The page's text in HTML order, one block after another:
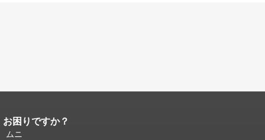
ページコンテンツの終わり。
ジの残りの部分はすべてのページで繰
お困りですか？
ムニ